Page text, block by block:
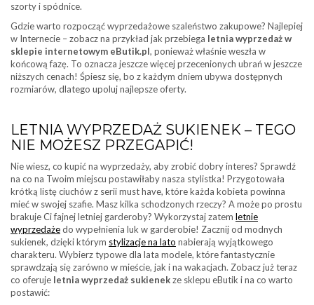
szorty i spódnice.
Gdzie warto rozpocząć wyprzedażowe szaleństwo zakupowe? Najlepiej
w Internecie – zobacz na przykład jak przebiega letnia wyprzedaż w
sklepie internetowym eButik.pl, ponieważ właśnie weszła w
końcową fazę. To oznacza jeszcze więcej przecenionych ubrań w jeszcze
niższych cenach! Śpiesz się, bo z każdym dniem ubywa dostępnych
rozmiarów, dlatego upoluj najlepsze oferty.
LETNIA WYPRZEDAŻ SUKIENEK – TEGO
NIE MOŻESZ PRZEGAPIĆ!
Nie wiesz, co kupić na wyprzedaży, aby zrobić dobry interes? Sprawdź
na co na Twoim miejscu postawiłaby nasza stylistka! Przygotowała
krótką listę ciuchów z serii must have, które każda kobieta powinna
mieć w swojej szafie. Masz kilka schodzonych rzeczy? A może po prostu
brakuje Ci fajnej letniej garderoby? Wykorzystaj zatem letnie
wyprzedażedo wypełnienia luk w garderobie! Zacznij od modnych
sukienek, dzięki którym stylizacje na lato nabierają wyjątkowego
charakteru. Wybierz typowe dla lata modele, które fantastycznie
sprawdzają się zarówno w mieście, jak i na wakacjach. Zobacz już teraz
co oferuje letnia wyprzedaż sukienekze sklepu eButik i na co warto
postawić: